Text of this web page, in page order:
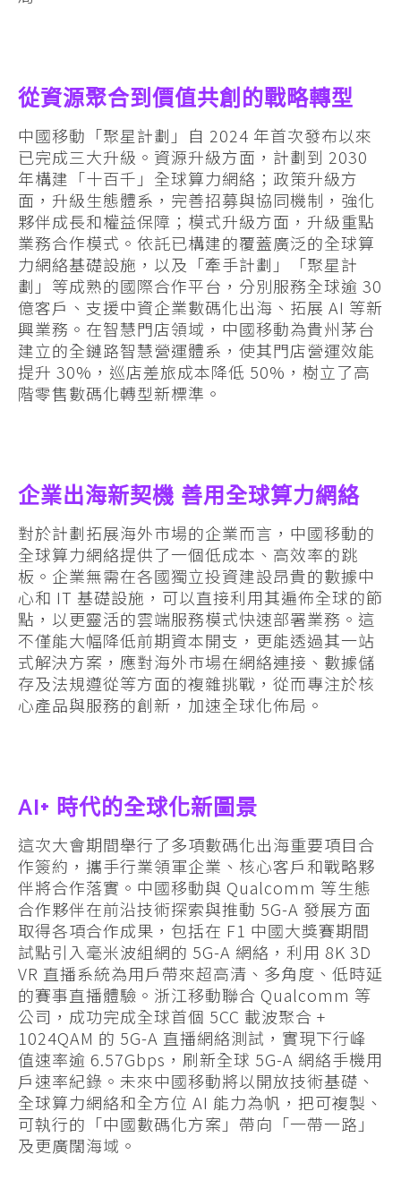
從資源聚合到價值共創的戰略轉型
中國移動「聚星計劃」自 2024 年首次發布以來
已完成三大升級。資源升級方面，計劃到 2030
年構建「十百千」全球算力網絡；政策升級方
面，升級生態體系，完善招募與協同機制，強化
夥伴成長和權益保障；模式升級方面，升級重點
業務合作模式。依託已構建的覆蓋廣泛的全球算
力網絡基礎設施，以及「牽手計劃」「聚星計
劃」等成熟的國際合作平台，分別服務全球逾 30
億客戶、支援中資企業數碼化出海、拓展 AI 等新
興業務。在智慧門店領域，中國移動為貴州茅台
建立的全鏈路智慧營運體系，使其門店營運效能
提升 30%，巡店差旅成本降低 50%，樹立了高
階零售數碼化轉型新標準。
企業出海新契機 善用全球算力網絡
對於計劃拓展海外市場的企業而言，中國移動的
全球算力網絡提供了一個低成本、高效率的跳
板。企業無需在各國獨立投資建設昂貴的數據中
心和 IT 基礎設施，可以直接利用其遍佈全球的節
點，以更靈活的雲端服務模式快速部署業務。這
不僅能大幅降低前期資本開支，更能透過其一站
式解決方案，應對海外市場在網絡連接、數據儲
存及法規遵從等方面的複雜挑戰，從而專注於核
心產品與服務的創新，加速全球化佈局。
AI+ 時代的全球化新圖景
這次大會期間舉行了多項數碼化出海重要項目合
作簽約，攜手行業領軍企業、核心客戶和戰略夥
伴將合作落實。中國移動與 Qualcomm 等生態
合作夥伴在前沿技術探索與推動 5G-A 發展方面
取得各項合作成果，包括在 F1 中國大獎賽期間
試點引入毫米波組網的 5G-A 網絡，利用 8K 3D
VR 直播系統為用戶帶來超高清、多角度、低時延
的賽事直播體驗。浙江移動聯合 Qualcomm 等
公司，成功完成全球首個 5CC 載波聚合 +
1024QAM 的 5G-A 直播網絡測試，實現下行峰
值速率逾 6.57Gbps，刷新全球 5G-A 網絡手機用
戶速率紀錄。未來中國移動將以開放技術基礎、
全球算力網絡和全方位 AI 能力為帆，把可複製、
可執行的「中國數碼化方案」帶向「一帶一路」
及更廣闊海域。